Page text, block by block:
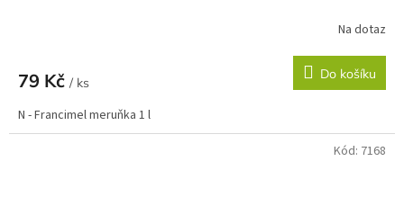
Na dotaz
79 Kč / ks
Do košíku
N - Francimel meruňka 1 l
Kód: 7168